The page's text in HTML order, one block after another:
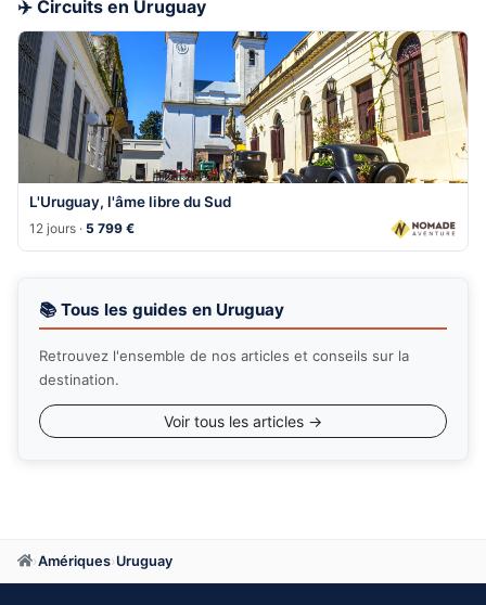
✈️ Circuits en Uruguay
L'Uruguay, l'âme libre du Sud
12 jours · 5 799 €
📚 Tous les guides en Uruguay
Retrouvez l'ensemble de nos articles et conseils sur la
destination.
Voir tous les articles →
›Amériques› Uruguay